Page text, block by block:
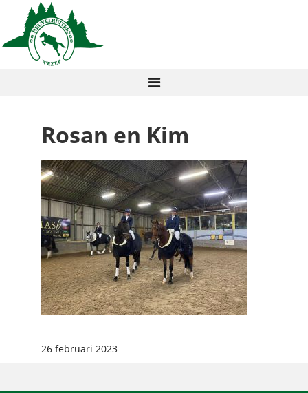
Rosan en Kim
26 februari 2023